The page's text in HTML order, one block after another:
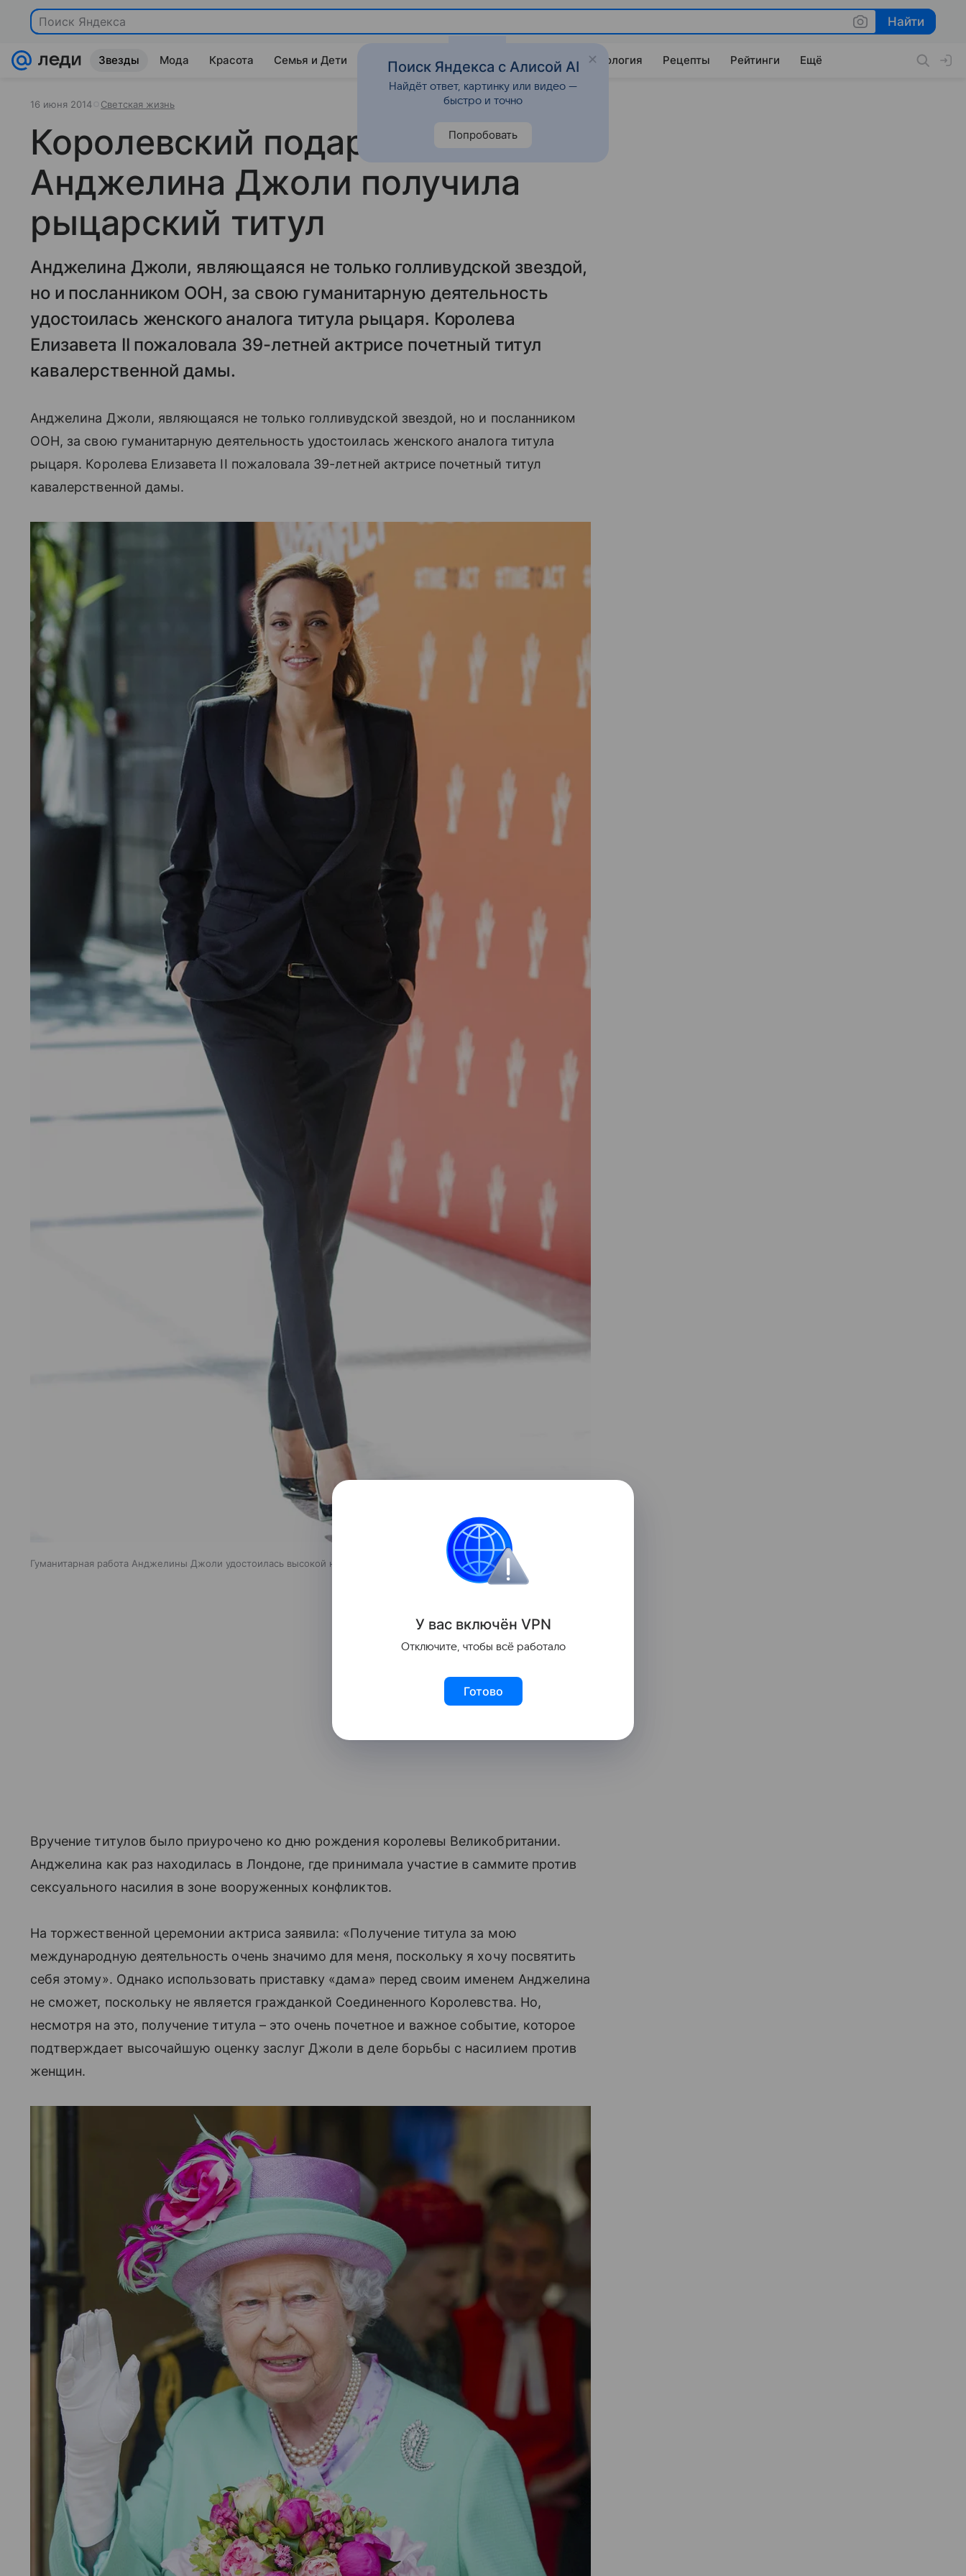
Поиск Яндекса Найти
Найти
Звезды Мода Красота Семья и Дети Дом Гороскопы Стиль жизни Психология Рецепты Рейтинги Ещё
16 июня 2014 Светская жизнь
Королевский подарок:
Анджелина Джоли получила
рыцарский титул
Анджелина Джоли, являющаяся не только голливудской звездой,
но и посланником ООН, за свою гуманитарную деятельность
удостоилась женского аналога титула рыцаря. Королева
Елизавета II пожаловала 39-летней актрисе почетный титул
кавалерственной дамы.
Анджелина Джоли, являющаяся не только голливудской звездой, но и посланником
ООН, за свою гуманитарную деятельность удостоилась женского аналога титула
рыцаря. Королева Елизавета II пожаловала 39-летней актрисе почетный титул
кавалерственной дамы.
Гуманитарная работа Анджелины Джоли удостоилась высокой награды
Вручение титулов было приурочено ко дню рождения королевы Великобритании.
Анджелина как раз находилась в Лондоне, где принимала участие в саммите против
сексуального насилия в зоне вооруженных конфликтов.
На торжественной церемонии актриса заявила: «Получение титула за мою
международную деятельность очень значимо для меня, поскольку я хочу посвятить
себя этому». Однако использовать приставку «дама» перед своим именем Анджелина
не сможет, поскольку не является гражданкой Соединенного Королевства. Но,
несмотря на это, получение титула – это очень почетное и важное событие, которое
подтверждает высочайшую оценку заслуг Джоли в деле борьбы c насилием против
женщин.
У вас включён VPN
Отключите, чтобы всё работало
Готово
Поиск Яндекса с Алисой AI
Найдёт ответ, картинку или видео —
быстро и точно
Попробовать